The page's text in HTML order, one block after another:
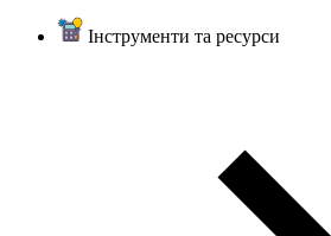
Інструменти та ресурси